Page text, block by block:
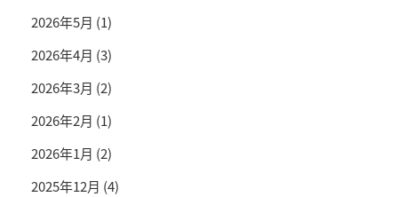
2026年5月 (1)
2026年4月 (3)
2026年3月 (2)
2026年2月 (1)
2026年1月 (2)
2025年12月 (4)